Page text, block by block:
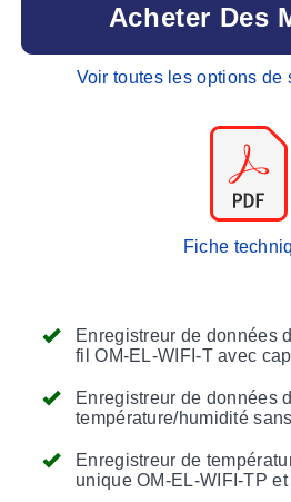
Enregistreur de données
fil OM-EL-WIFI-T avec
Enregistreur de données
température/humidité
Enregistreur de
unique OM-EL-WIFI-TP
Acheter Des
Voir toutes les options de
Fiche